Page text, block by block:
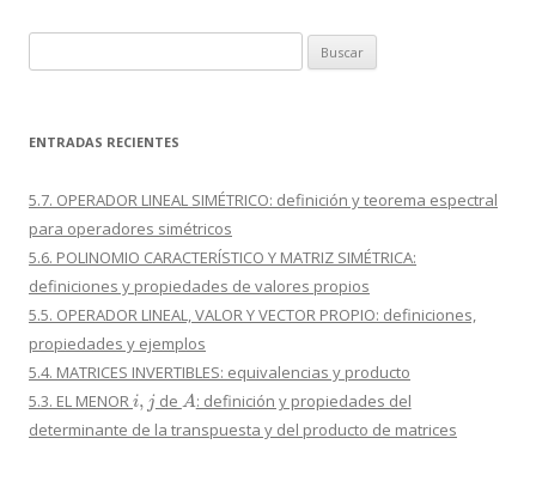
ENTRADAS RECIENTES
5.7. OPERADOR LINEAL SIMÉTRICO: definición y teorema espectral
para operadores simétricos
5.6. POLINOMIO CARACTERÍSTICO Y MATRIZ SIMÉTRICA:
definiciones y propiedades de valores propios
5.5. OPERADOR LINEAL, VALOR Y VECTOR PROPIO: definiciones,
propiedades y ejemplos
5.4. MATRICES INVERTIBLES: equivalencias y producto
5.3. EL MENORi,j de A: definición y propiedades del
determinante de la transpuesta y del producto de matrices